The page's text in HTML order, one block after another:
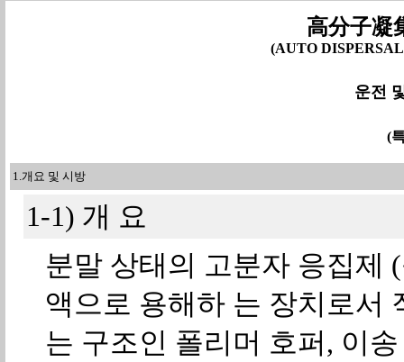
高分子凝
(AUTO
운전
(
1.개요 및 시방
1-1) 개 요
분말 상태의 고분자 응집제
액으로 용해하 는 장치로서
는 구조인 폴리머 호퍼, 이